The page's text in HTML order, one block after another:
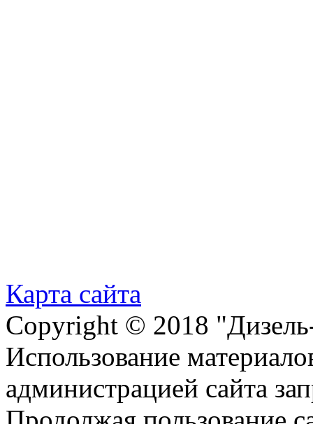
Карта сайта
Copyright © 2018
Использование
администрацией сайта